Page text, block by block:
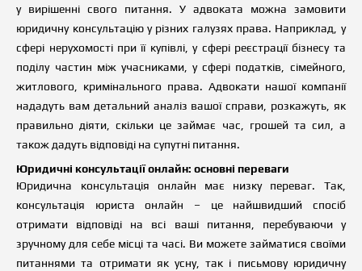
у вирішенні свого питання. У адвоката можна замовити
юридичну консультацію у різних галузях права. Наприклад, у
сфері нерухомості при її купівлі, у сфері реєстрації бізнесу та
поділу частин між учасниками, у сфері податків, сімейного,
житлового, кримінального права. Адвокати нашої компанії
нададуть вам детальний аналіз вашої справи, розкажуть, як
правильно діяти, скільки це займає час, грошей та сил, а
також дадуть відповіді на супутні питання.
Юридичні консультації онлайн: основні переваги
Юридична консультація онлайн має низку переваг. Так,
консультація юриста онлайн – це найшвидший спосіб
отримати відповіді на всі ваші питання, перебуваючи у
зручному для себе місці та часі. Ви можете займатися своїми
питаннями та отримати як усну, так і письмову юридичну